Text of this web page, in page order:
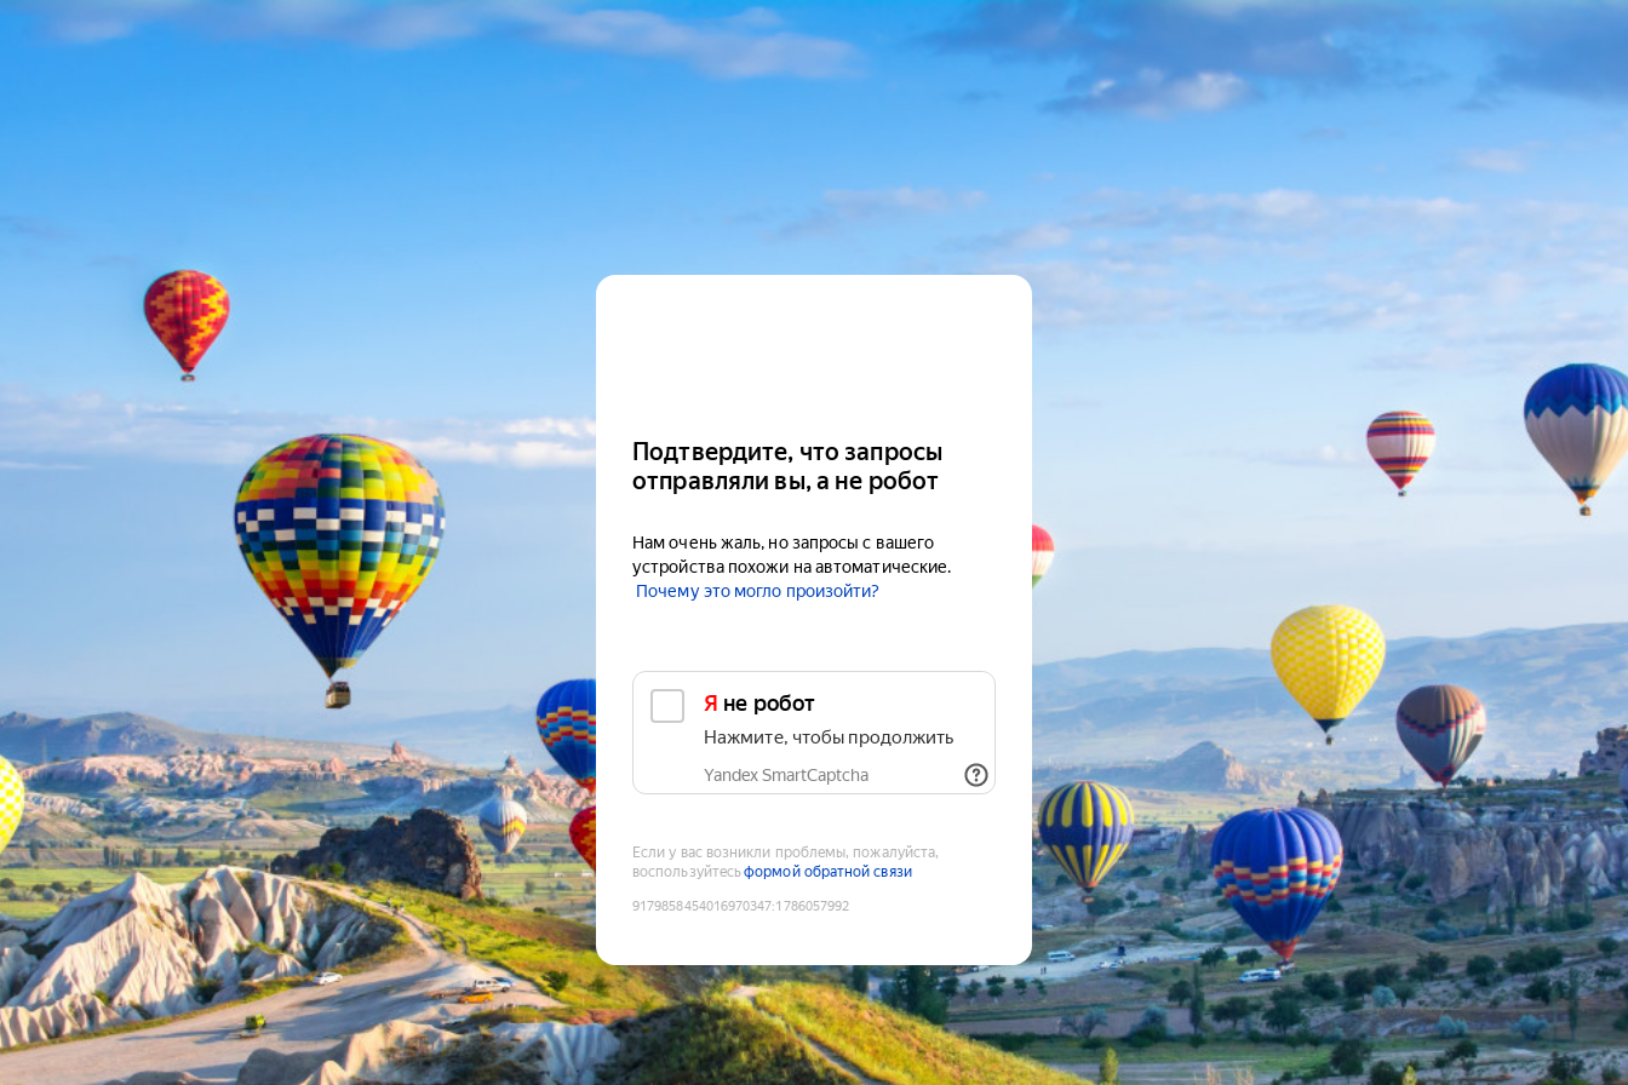
Подтвердите, что запросы
отправляли вы, а не робот
Нам очень жаль, но запросы с вашего
устройства похожи на автоматические.
Почему это могло произойти?
Я не робот
Нажмите, чтобы продолжить
Yandex SmartCaptcha
Если у вас возникли проблемы, пожалуйста,
воспользуйтесьформой обратной связи
9179858454016970347:1786057992